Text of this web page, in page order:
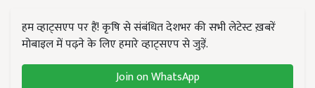
हम व्हाट्सएप पर हैं! कृषि से संबंधित देशभर की सभी लेटेस्ट ख़बरें
मोबाइल में पढ़ने के लिए हमारे व्हाट्सएप से जुड़ें.
Join on WhatsApp